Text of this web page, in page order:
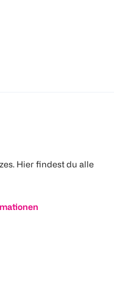
Hier findest du alle